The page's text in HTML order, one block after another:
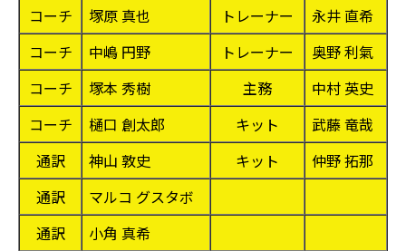
コーチ
塚原 真也 トレーナー
永井 直希
コーチ
中嶋 円野 トレーナー
奥野 利氣
コーチ
塚本 秀樹 主務
中村 英史
コーチ
樋口 創太郎 キット
武藤 竜哉
通訳
神山 敦史 キット
仲野 拓那
通訳
マルコ グスタボ
通訳
小角 真希